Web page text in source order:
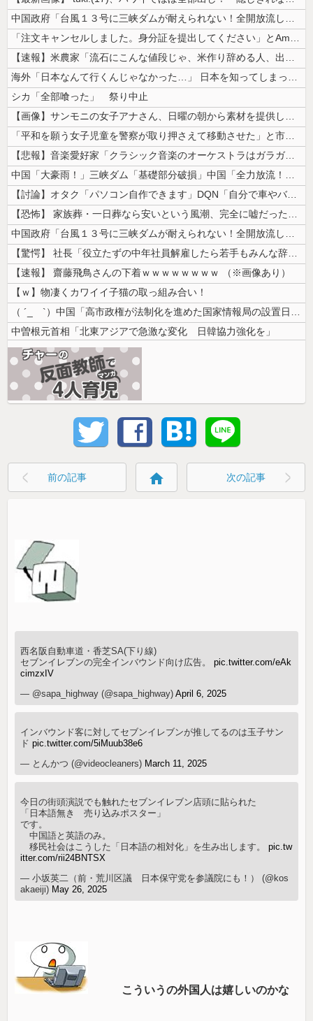
中国政府「台風１３号に三峡ダムが耐えられない！全開放流しろ！」⇒ 下流...
「注文キャンセルしました。身分証を提出してください」とAmazonから...
【速報】米農家「流石にこんな値段じゃ、米作り辞める人、出るんじゃないか...
海外「日本なんて行くんじゃなかった…」 日本を知ってしまったディズニー...
シカ「全部喰った」 祭り中止
【画像】サンモニの女子アナさん、日曜の朝から素材を提供してしまう
「平和を願う女子児童を警察が取り押さえて移動させた」と市民団体が告発、...
【悲報】音楽愛好家「クラシック音楽のオーケストラはガラガラなのに、ゲー...
中国「大豪雨！」三峡ダム「基礎部分破損」中国「全力放流！」台風13号「...
【討論】オタク「パソコン自作できます」DQN「自分で車やバイクいじれま...
【恐怖】 家族葬・一日葬なら安いという風潮、完全に嘘だった・・・・
中国政府「台風１３号に三峡ダムが耐えられない！全開放流しろ！」⇒ 下流...
【驚愕】 社長「役立たずの中年社員解雇したら若手もみんな辞めてしまった...
【速報】 齋藤飛鳥さんの下着ｗｗｗｗｗｗｗｗ （※画像あり）
【ｗ】物凄くカワイイ子猫の取っ組み合い！
（ ´_ゝ`）中国「高市政権が法制化を進めた国家情報局の設置日が7月3...
中曽根元首相「北東アジアで急激な変化 日韓協力強化を」
前の記事 home 次の記事
西名阪自動車道・香芝SA(下り線)
セブンイレブンの完全インバウンド向け広告。pic.twitter.com/eAk
cimzxIV
— @sapa_highway (@sapa_highway)April 6, 2025
インバウンド客に対してセブンイレブンが推してるのは玉子サン
ドpic.twitter.com/5iMuub38e6
— とんかつ (@videocleaners) March 11, 2025
今日の街頭演説でも触れたセブンイレブン店頭に貼られた
「日本語無き 売り込みポスター」
です。
中国語と英語のみ。
移民社会はこうした「日本語の相対化」を生み出します。pic.tw
itter.com/rii24BNTSX
— 小坂英二（前・荒川区議 日本保守党を参議院にも！） (@kos
akaeiji) May 26, 2025
こういうの外国人は嬉しいのかな